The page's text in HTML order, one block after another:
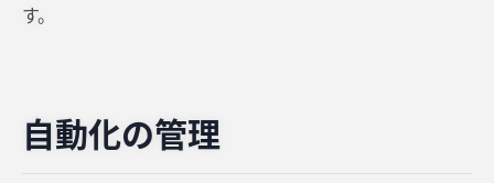
す。
自動化の管理